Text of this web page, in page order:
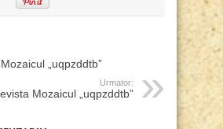
„uqpzddtb”
Urmator:
Mozaicul „uqpzddtb”